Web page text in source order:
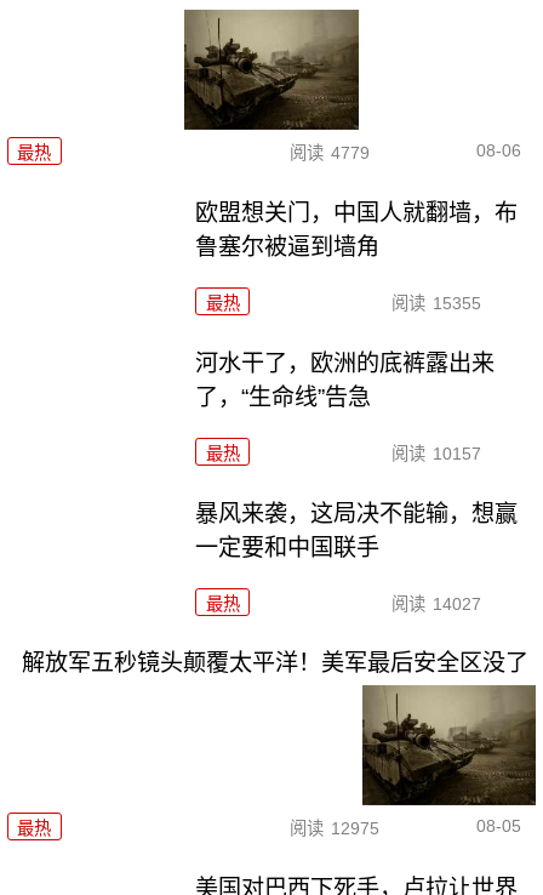
最热 阅读 4779 08-06
欧盟想关门，中国人就翻墙，布
鲁塞尔被逼到墙角
最热 阅读 15355
河水干了，欧洲的底裤露出来
了，“生命线”告急
最热 阅读 10157
暴风来袭，这局决不能输，想赢
一定要和中国联手
最热 阅读 14027
解放军五秒镜头颠覆太平洋！美军最后安全区没了
最热 阅读 12975 08-05
美国对巴西下死手，卢拉让世界